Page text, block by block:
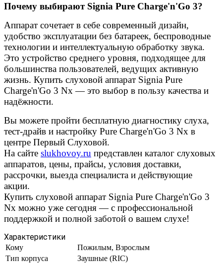
Почему выбирают Signia Pure Charge'n'Go 3?
Аппарат сочетает в себе современный дизайн,
удобство эксплуатации без батареек, беспроводные
технологии и интеллектуальную обработку звука.
Это устройство среднего уровня, подходящее для
большинства пользователей, ведущих активную
жизнь. Купить слуховой аппарат Signia Pure
Charge'n'Go 3 Nx — это выбор в пользу качества и
надёжности.
Вы можете пройти бесплатную диагностику слуха,
тест-драйв и настройку Pure Charge'n'Go 3 Nx в
центре Первый Слуховой.
На сайте slukhovoy.ru представлен каталог слуховых
аппаратов, цены, прайсы, условия доставки,
рассрочки, выезда специалиста и действующие
акции.
Купить слуховой аппарат Signia Pure Charge'n'Go 3
Nx можно уже сегодня — с профессиональной
поддержкой и полной заботой о вашем слухе!
Характеристики
Кому
Пожилым, Взрослым
Тип корпуса
Заушные (RIC)